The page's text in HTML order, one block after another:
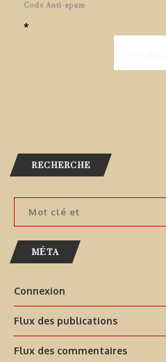
Code Anti-spam
*
RECHERCHE
MÉTA
Connexion
Flux des publications
Flux des commentaires